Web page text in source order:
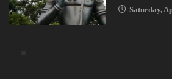
Saturday,